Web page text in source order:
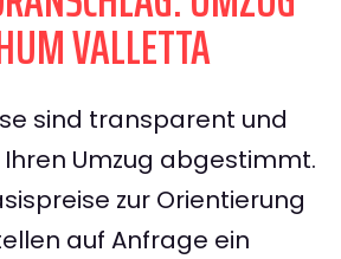
VALLETTA
sind transparent und
Umzug abgestimmt.
zur Orientierung
auf Anfrage ein